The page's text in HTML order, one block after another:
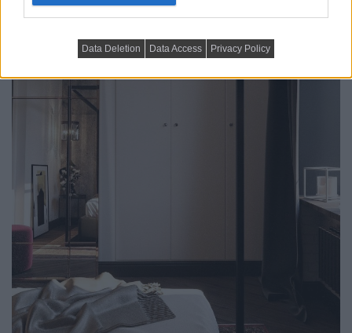
Data Deletion Data Access Privacy Policy